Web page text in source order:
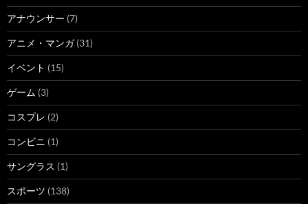
アナウンサー (7)
アニメ・マンガ(31)
イベント (15)
ゲーム (3)
コスプレ (2)
コンビニ (1)
サングラス (1)
スポーツ (138)